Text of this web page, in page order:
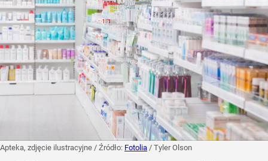
Apteka, zdjęcie ilustracyjne / Źródło: Fotolia / Tyler Olson